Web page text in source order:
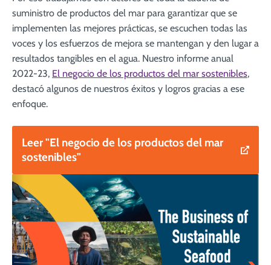
suministro de productos del mar para garantizar que se
implementen las mejores prácticas, se escuchen todas las
voces y los esfuerzos de mejora se mantengan y den lugar a
resultados tangibles en el agua. Nuestro informe anual
2022-23, El negocio de los productos del mar sostenibles,
destacó algunos de nuestros éxitos y logros gracias a ese
enfoque.
Leer "El negocio de los productos del mar
sostenibles"